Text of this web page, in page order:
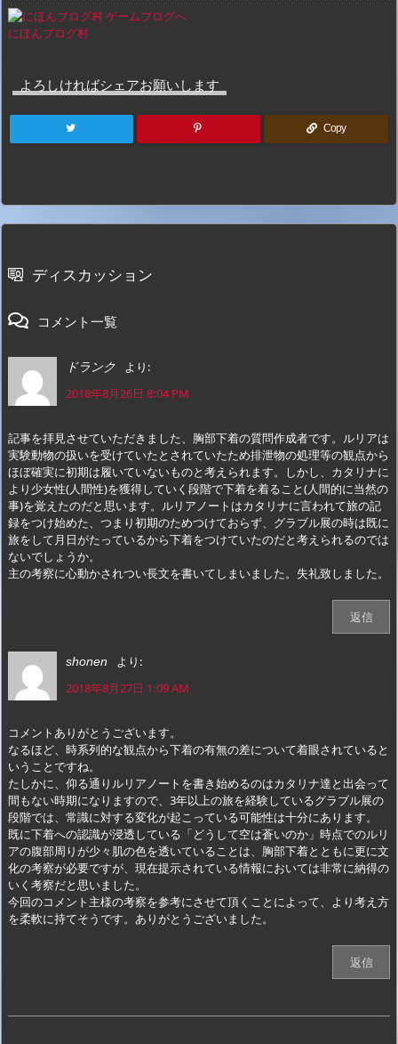
にほんブログ村
よろしければシェアお願いします
Copy
ディスカッション
コメント一覧
ドランク
より:
2018年8月26日 8:04 PM
記事を拝見させていただきました、胸部下着の質問作成者です。ルリアは
実験動物の扱いを受けていたとされていたため排泄物の処理等の観点から
ほぼ確実に初期は履いていないものと考えられます。しかし、カタリナに
より少女性(人間性)を獲得していく段階で下着を着ること(人間的に当然の
事)を覚えたのだと思います。ルリアノートはカタリナに言われて旅の記
録をつけ始めた、つまり初期のためつけておらず、グラブル展の時は既に
旅をして月日がたっているから下着をつけていたのだと考えられるのでは
ないでしょうか。
主の考察に心動かされつい長文を書いてしまいました。失礼致しました。
返信
shonen
より:
2018年8月27日 1:09 AM
コメントありがとうございます。
なるほど、時系列的な観点から下着の有無の差について着眼されていると
いうことですね。
たしかに、仰る通りルリアノートを書き始めるのはカタリナ達と出会って
間もない時期になりますので、3年以上の旅を経験しているグラブル展の
段階では、常識に対する変化が起こっている可能性は十分にあります。
既に下着への認識が浸透している「どうして空は蒼いのか」時点でのルリ
アの腹部周りが少々肌の色を透いていることは、胸部下着とともに更に文
化の考察が必要ですが、現在提示されている情報においては非常に納得の
いく考察だと思いました。
今回のコメント主様の考察を参考にさせて頂くことによって、より考え方
を柔軟に持てそうです。ありがとうございました。
返信